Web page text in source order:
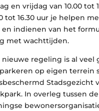
en vrijdag van 10.00 tot
tot 16.30 uur je helpen
indienen van het
met wachttijden.
nieuwe regeling is al veel
op eigen terrein
Stadsgezicht
In overleg tussen